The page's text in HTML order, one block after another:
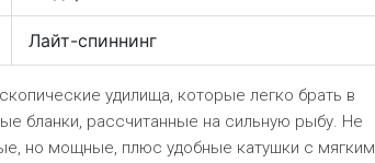
Лайт-спиннинг
удилища, которые легко брать в
бланки, рассчитанные на сильную рыбу. Не
но мощные, плюс удобные катушки с мягким